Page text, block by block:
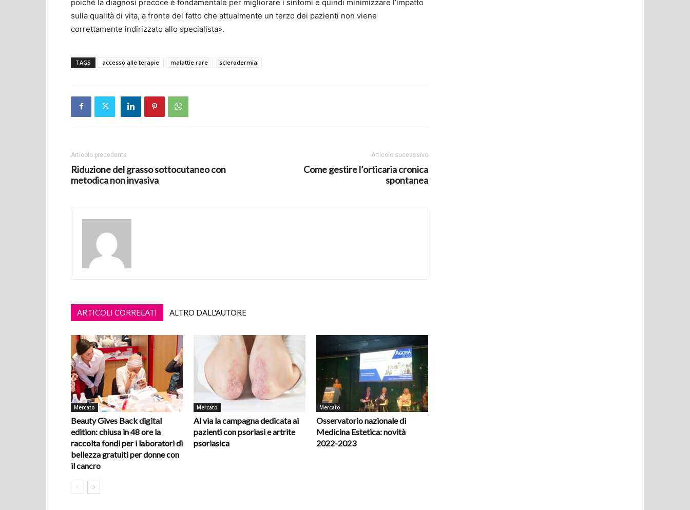
poiché la diagnosi precoce è fondamentale per migliorare i sintomi e quindi minimizzare l’impatto
sulla qualità di vita, a fronte del fatto che attualmente un terzo dei pazienti non viene
correttamente indirizzato allo specialista».
TAGS accesso alle terapie malattie rare sclerodermia
Articolo precedente
Riduzione del grasso sottocutaneo con
metodica non invasiva
Articolo successivo
Come gestire l’orticaria cronica
spontanea
ARTICOLI CORRELATI ALTRO DALL'AUTORE
Mercato
Beauty Gives Back digital
edition: chiusa in 48 ore la
raccolta fondi per i laboratori di
bellezza gratuiti per donne con
il cancro
Mercato
Al via la campagna dedicata ai
pazienti con psoriasi e artrite
psoriasica
Mercato
Osservatorio nazionale di
Medicina Estetica: novità
2022-2023